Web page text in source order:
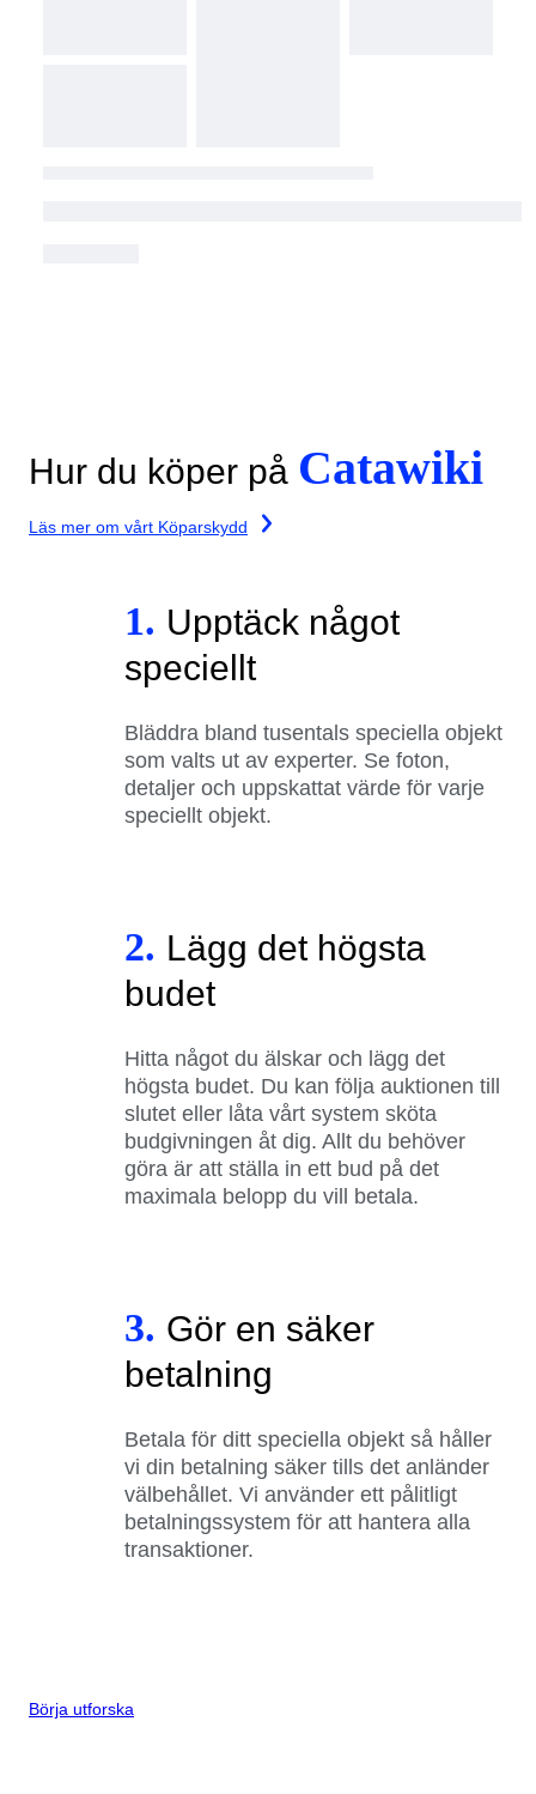
Hur du köper på Catawiki
Läs mer om vårt Köparskydd
1. Upptäck något
speciellt
Bläddra bland tusentals speciella objekt
som valts ut av experter. Se foton,
detaljer och uppskattat värde för varje
speciellt objekt.
2. Lägg det högsta
budet
Hitta något du älskar och lägg det
högsta budet. Du kan följa auktionen till
slutet eller låta vårt system sköta
budgivningen åt dig. Allt du behöver
göra är att ställa in ett bud på det
maximala belopp du vill betala.
3. Gör en säker
betalning
Betala för ditt speciella objekt så håller
vi din betalning säker tills det anländer
välbehållet. Vi använder ett pålitligt
betalningssystem för att hantera alla
transaktioner.
Börja utforska